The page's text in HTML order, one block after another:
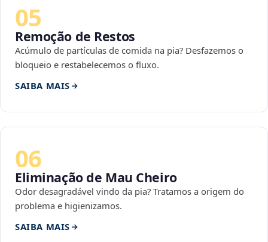
05
Remoção de Restos
Acúmulo de partículas de comida na pia? Desfazemos o
bloqueio e restabelecemos o fluxo.
SAIBA MAIS
06
Eliminação de Mau Cheiro
Odor desagradável vindo da pia? Tratamos a origem do
problema e higienizamos.
SAIBA MAIS